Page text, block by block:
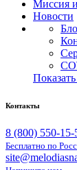
Миссия
Новости
Контакты
8 (800) 550-15-
Бесплатно по